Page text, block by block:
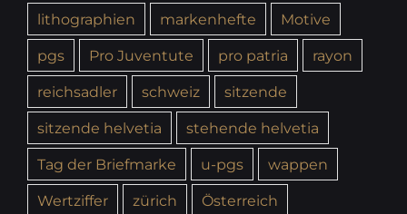
lithographien
markenhefte
Motive
pgs
Pro Juventute pro patria
rayon
reichsadler
schweiz
sitzende
sitzende helvetia
stehende helvetia
Tag der Briefmarke
u-pgs
wappen
Wertziffer
zürich Österreich